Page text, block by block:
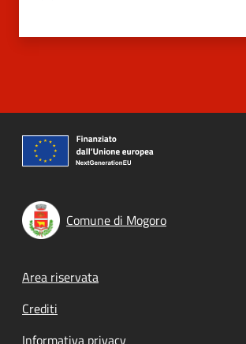
Comune di Mogoro
Footer menu
Area riservata
Crediti
Informativa privacy